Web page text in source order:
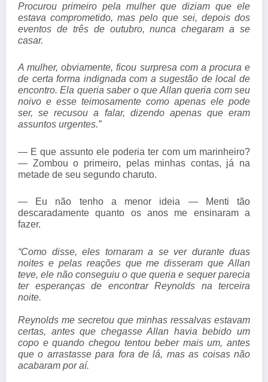
Procurou primeiro pela mulher que diziam que ele
estava comprometido, mas pelo que sei, depois dos
eventos de três de outubro, nunca chegaram a se
casar.
A mulher, obviamente, ficou surpresa com a procura e
de certa forma indignada com a sugestão de local de
encontro. Ela queria saber o que Allan queria com seu
noivo e esse teimosamente como apenas ele pode
ser, se recusou a falar, dizendo apenas que eram
assuntos urgentes.”
— E que assunto ele poderia ter com um marinheiro?
— Zombou o primeiro, pelas minhas contas, já na
metade de seu segundo charuto.
— Eu não tenho a menor ideia — Menti tão
descaradamente quanto os anos me ensinaram a
fazer.
“Como disse, eles tornaram a se ver durante duas
noites e pelas reações que me disseram que Allan
teve, ele não conseguiu o que queria e sequer parecia
ter esperanças de encontrar Reynolds na terceira
noite.
Reynolds me secretou que minhas ressalvas estavam
certas, antes que chegasse Allan havia bebido um
copo e quando chegou tentou beber mais um, antes
que o arrastasse para fora de lá, mas as coisas não
acabaram por aí.